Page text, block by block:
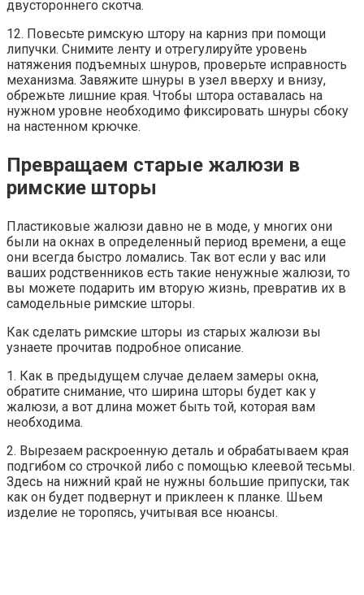
двустороннего скотча.
12. Повесьте римскую штору на карниз при помощи
липучки. Снимите ленту и отрегулируйте уровень
натяжения подъемных шнуров, проверьте исправность
механизма. Завяжите шнуры в узел вверху и внизу,
обрежьте лишние края. Чтобы штора оставалась на
нужном уровне необходимо фиксировать шнуры сбоку
на настенном крючке.
Превращаем старые жалюзи в
римские шторы
Пластиковые жалюзи давно не в моде, у многих они
были на окнах в определенный период времени, а еще
они всегда быстро ломались. Так вот если у вас или
ваших родственников есть такие ненужные жалюзи, то
вы можете подарить им вторую жизнь, превратив их в
самодельные римские шторы.
Как сделать римские шторы из старых жалюзи вы
узнаете прочитав подробное описание.
1. Как в предыдущем случае делаем замеры окна,
обратите снимание, что ширина шторы будет как у
жалюзи, а вот длина может быть той, которая вам
необходима.
2. Вырезаем раскроенную деталь и обрабатываем края
подгибом со строчкой либо с помощью клеевой тесьмы.
Здесь на нижний край не нужны большие припуски, так
как он будет подвернут и приклеен к планке. Шьем
изделие не торопясь, учитывая все нюансы.